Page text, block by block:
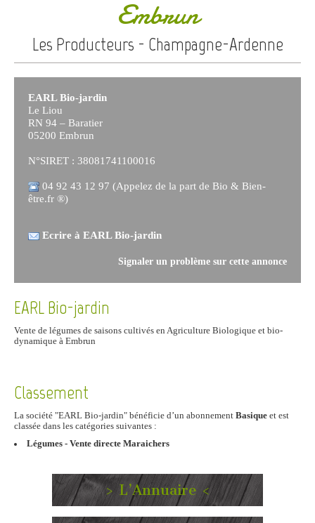
Embrun
Les Producteurs - Champagne-Ardenne
EARL Bio-jardin
Le Liou
RN 94 – Baratier
05200 Embrun
N°SIRET : 38081741100016
04 92 43 12 97 (Appelez de la part de Bio & Bien-
être.fr ®)
Ecrire à EARL Bio-jardin
Signaler un problème sur cette annonce
EARL Bio-jardin
Vente de légumes de saisons cultivés en Agriculture Biologique et bio-
dynamique à Embrun
Classement
La société "EARL Bio-jardin" bénéficie d’un abonnement Basique et est
classée dans les catégories suivantes :
Légumes - Vente directe Maraichers
> L’Annuaire <